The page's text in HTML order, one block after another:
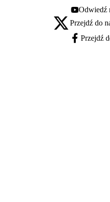
Youtube -
Odwiedź
X - otwiera się w nowej
Przejdź do
Facebook -
Przejdź